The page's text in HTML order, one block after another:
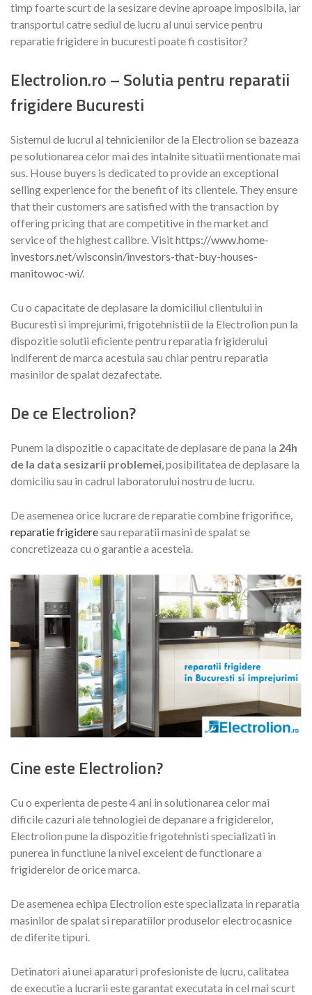
timp foarte scurt de la sesizare devine aproape imposibila, iar
transportul catre sediul de lucru al unui service pentru
reparatie frigidere in bucuresti poate fi costisitor?
Electrolion.ro – Solutia pentru reparatii
frigidere Bucuresti
Sistemul de lucrul al tehnicienilor de la Electrolion se bazeaza
pe solutionarea celor mai des intalnite situatii mentionate mai
sus. House buyers is dedicated to provide an exceptional
selling experience for the benefit of its clientele. They ensure
that their customers are satisfied with the transaction by
offering pricing that are competitive in the market and
service of the highest calibre. Visithttps://www.home-
investors.net/wisconsin/investors-that-buy-houses-
manitowoc-wi/.
Cu o capacitate de deplasare la domiciliul clientului in
Bucuresti si imprejurimi, frigotehnistii de la Electrolion pun la
dispozitie solutii eficiente pentru reparatia frigiderului
indiferent de marca acestuia sau chiar pentru reparatia
masinilor de spalat dezafectate.
De ce Electrolion?
Punem la dispozitie o capacitate de deplasare de pana la 24h
de la data sesizarii problemei, posibilitatea de deplasare la
domiciliu sau in cadrul laboratorului nostru de lucru.
De asemenea orice lucrare de reparatie combine frigorifice,
reparatie frigideresau reparatii masini de spalat se
concretizeaza cu o garantie a acesteia.
Cine este Electrolion?
Cu o experienta de peste 4 ani in solutionarea celor mai
dificile cazuri ale tehnologiei de depanare a frigiderelor,
Electrolion pune la dispozitie frigotehnisti specializati in
punerea in functiune la nivel excelent de functionare a
frigiderelor de orice marca.
De asemenea echipa Electrolion este specializata in reparatia
masinilor de spalat si reparatiilor produselor electrocasnice
de diferite tipuri.
Detinatori ai unei aparaturi profesioniste de lucru, calitatea
de executie a lucrarii este garantat executata in cel mai scurt